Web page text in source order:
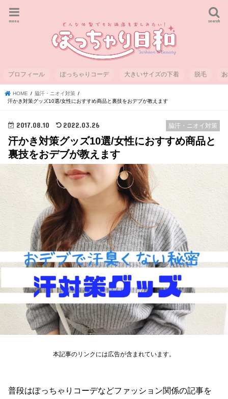
search
menu
プロフィール ぽっちゃりコーデ 大きいサイズの下着 脱毛
HOME
脇汗・ニオイ対策
汗かき対策グッズ10選/女性におすすめ商品と裏技をおデブが教えます
脇汗・ニオイ対策
2017.08.10 2022.03.26
汗かき対策グッズ10選/女性におすすめ商品と
裏技をおデブが教えます
本記事のリンクには広告が含まれています。
普段はぽっちゃりコーデなどファッション関係の記事を